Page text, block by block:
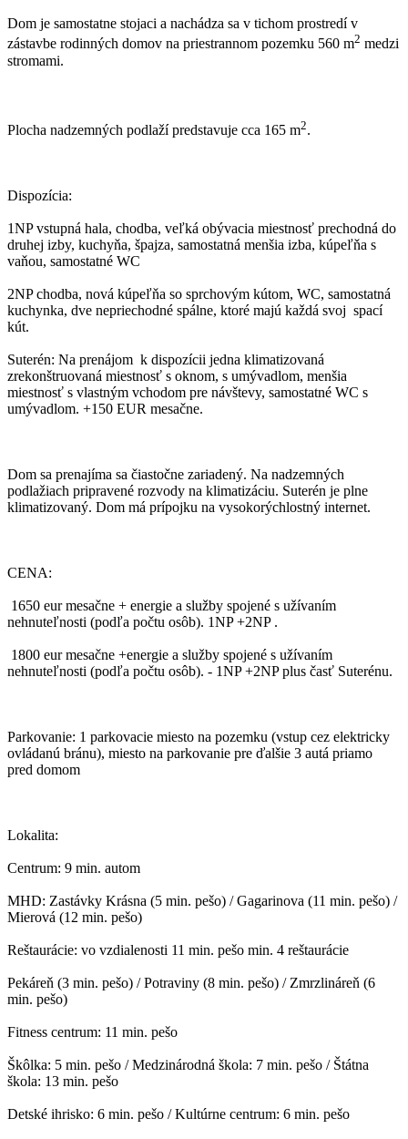
Dom je samostatne stojaci a nachádza sa v tichom prostredí v
zástavbe rodinných domov na priestrannom pozemku 560 m2 medzi
stromami.
Plocha nadzemných podlaží predstavuje cca 165 m2.
Dispozícia:
1NP vstupná hala, chodba, veľká obývacia miestnosť prechodná do
druhej izby, kuchyňa, špajza, samostatná menšia izba, kúpeľňa s
vaňou, samostatné WC
2NP chodba, nová kúpeľňa so sprchovým kútom, WC, samostatná
kuchynka, dve nepriechodné spálne, ktoré majú každá svoj spací
kút.
Suterén: Na prenájom k dispozícii jedna klimatizovaná
zrekonštruovaná miestnosť s oknom, s umývadlom, menšia
miestnosť s vlastným vchodom pre návštevy, samostatné WC s
umývadlom. +150 EUR mesačne.
Dom sa prenajíma sa čiastočne zariadený. Na nadzemných
podlažiach pripravené rozvody na klimatizáciu. Suterén je plne
klimatizovaný. Dom má prípojku na vysokorýchlostný internet.
CENA:
1650 eur mesačne + energie a služby spojené s užívaním
nehnuteľnosti (podľa počtu osôb). 1NP +2NP .
1800 eur mesačne +energie a služby spojené s užívaním
nehnuteľnosti (podľa počtu osôb). - 1NP +2NP plus časť Suterénu.
Parkovanie: 1 parkovacie miesto na pozemku (vstup cez elektricky
ovládanú bránu), miesto na parkovanie pre ďalšie 3 autá priamo
pred domom
Lokalita:
Centrum: 9 min. autom
MHD: Zastávky Krásna (5 min. pešo) / Gagarinova (11 min. pešo) /
Mierová (12 min. pešo)
Reštaurácie: vo vzdialenosti 11 min. pešo min. 4 reštaurácie
Pekáreň (3 min. pešo) / Potraviny (8 min. pešo) / Zmrzlináreň (6
min. pešo)
Fitness centrum: 11 min. pešo
Škôlka: 5 min. pešo / Medzinárodná škola: 7 min. pešo / Štátna
škola: 13 min. pešo
Detské ihrisko: 6 min. pešo / Kultúrne centrum: 6 min. pešo